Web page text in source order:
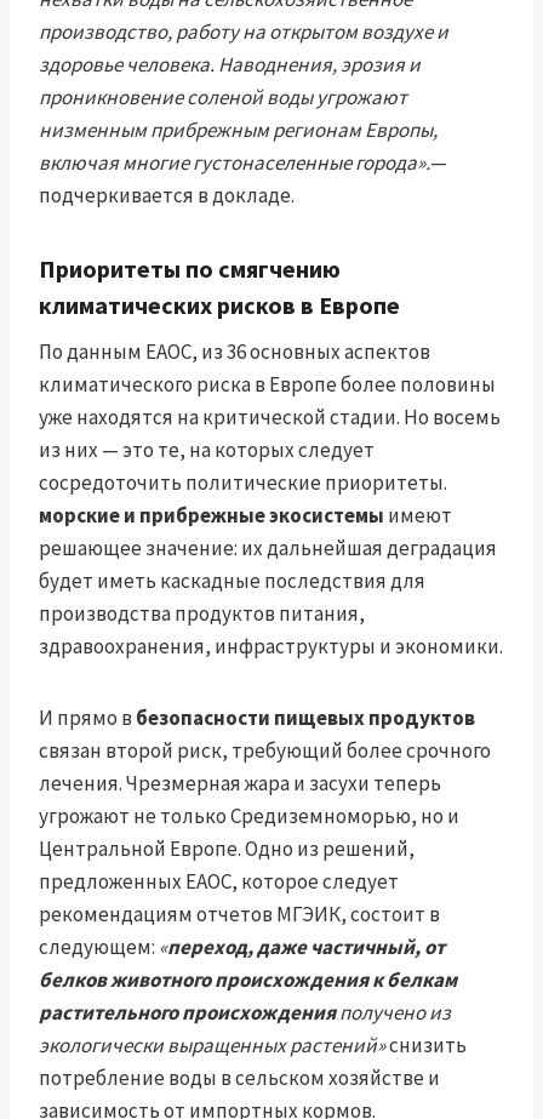
производство, работу на открытом воздухе и
здоровье человека. Наводнения, эрозия и
проникновение соленой воды угрожают
низменным прибрежным регионам Европы,
включая многие густонаселенные города».—
подчеркивается в докладе.
Приоритеты по смягчению
климатических рисков в Европе
По данным ЕАОС, из 36 основных аспектов
климатического риска в Европе более половины
уже находятся на критической стадии. Но восемь
из них — это те, на которых следует
сосредоточить политические приоритеты.
морские и прибрежные экосистемы имеют
решающее значение: их дальнейшая деградация
будет иметь каскадные последствия для
производства продуктов питания,
здравоохранения, инфраструктуры и экономики.
И прямо в безопасности пищевых продуктов
связан второй риск, требующий более срочного
лечения. Чрезмерная жара и засухи теперь
угрожают не только Средиземноморью, но и
Центральной Европе. Одно из решений,
предложенных ЕАОС, которое следует
рекомендациям отчетов МГЭИК, состоит в
следующем: «переход, даже частичный, от
белков животного происхождения к белкам
растительного происхожденияполучено из
экологически выращенных растений»снизить
потребление воды в сельском хозяйстве и
зависимость от импортных кормов.